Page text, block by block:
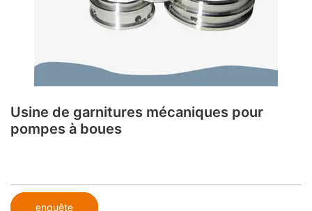
Usine de garnitures mécaniques pour
pompes à boues
enquête